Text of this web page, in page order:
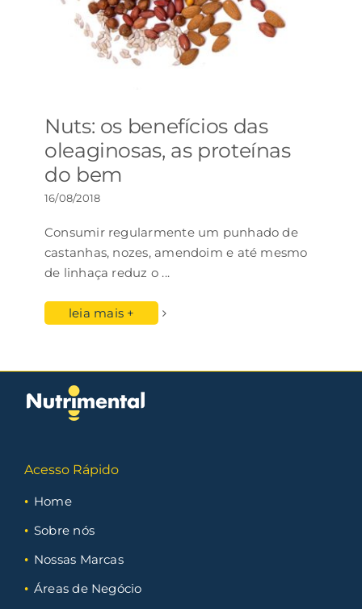
Nuts: os benefícios das
oleaginosas, as proteínas
do bem
16/08/2018
Consumir regularmente um punhado de
castanhas, nozes, amendoim e até mesmo
de linhaça reduz o ...
leia mais +
Acesso Rápido
Home
Sobre nós
Nossas Marcas
Áreas de Negócio